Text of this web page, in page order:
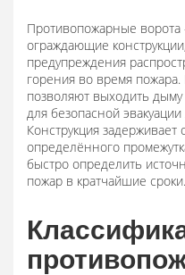
Противопожарные
ограждающие
предупреждения
горения во время
позволяют выходить
для безопасной
Конструкция задерживает
определённого
быстро определить
пожар в кратчайшие сроки.